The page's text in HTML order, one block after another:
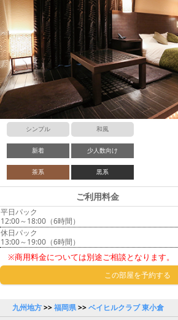
シンプル 和風
新着 少人数向け
茶系 黒系
ご利用料金
平日パック
12:00～18:00（6時間）
休日パック
13:00～19:00（6時間）
※商用料金については別途ご相談となります。
この部屋を予約する
九州地方>>福岡県>>ベイヒルクラブ 東小倉